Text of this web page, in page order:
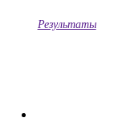
Результаты